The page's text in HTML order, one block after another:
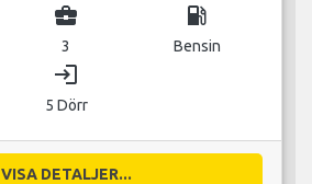
business_center
3
local_gas_station
Bensin
login
5 Dörr
VISA DETALJER...